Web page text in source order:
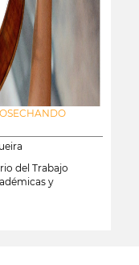
del Trabajo
y